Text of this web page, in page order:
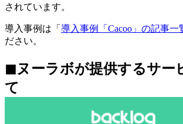
されています。
導入事例は「 導入事例「Cacoo」の記事一
ださい。
◼︎ヌーラボが提供するサー
て